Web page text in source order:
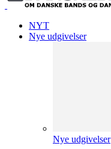
NYT
Nye udgivelser
Nye udgivelser